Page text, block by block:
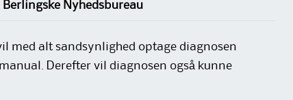
Nyhedsbureau
med alt sandsynlighed optage diagnosen
Derefter vil diagnosen også kunne